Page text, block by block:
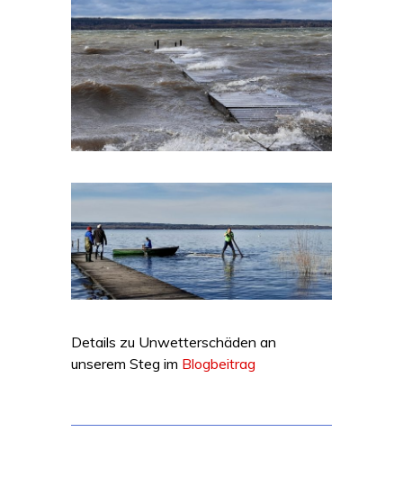
Details zu Unwetterschäden an
unserem Steg im Blogbeitrag